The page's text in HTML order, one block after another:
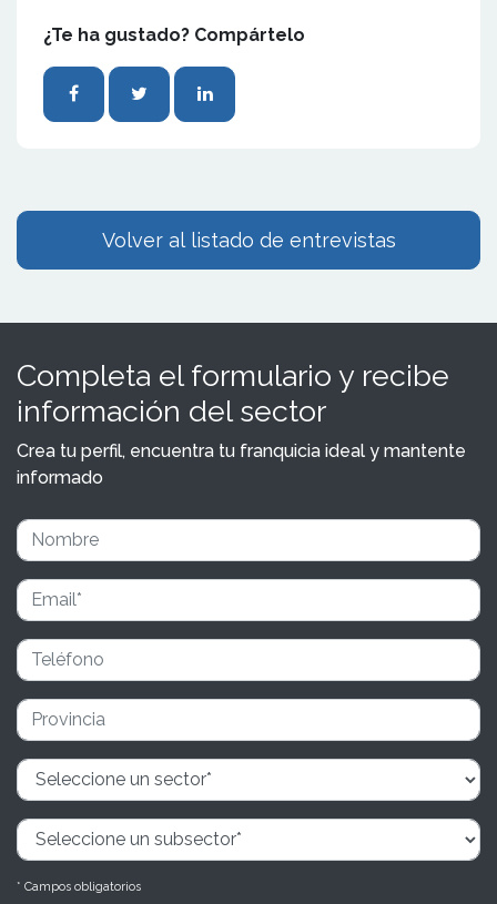
¿Te ha gustado? Compártelo
Volver al listado de entrevistas
Completa el formulario y recibe
información del sector
Crea tu perfil, encuentra tu franquicia ideal y mantente
informado
* Campos obligatorios